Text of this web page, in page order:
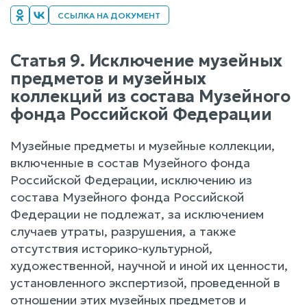
ССЫЛКА НА ДОКУМЕНТ
Статья 9. Исключение музейных
предметов и музейных
коллекций из состава Музейного
фонда Российской Федерации
Музейные предметы и музейные коллекции,
включенные в состав Музейного фонда
Российской Федерации, исключению из
состава Музейного фонда Российской
Федерации не подлежат, за исключением
случаев утраты, разрушения, а также
отсутствия историко-культурной,
художественной, научной и иной их ценности,
установленного экспертизой, проведенной в
отношении этих музейных предметов и